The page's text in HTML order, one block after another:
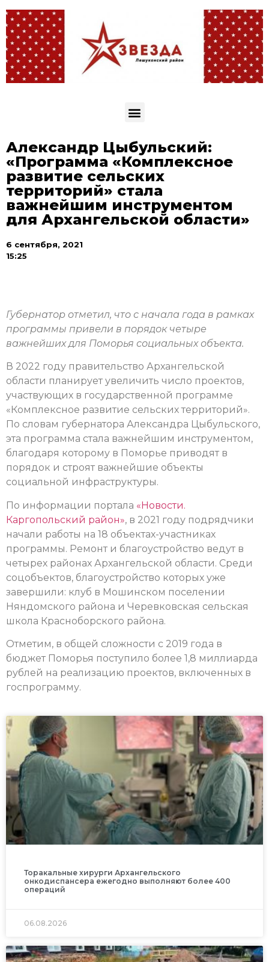
Александр Цыбульский:
«Программа «Комплексное
развитие сельских
территорий» стала
важнейшим инструментом
для Архангельской области»
6 сентября, 2021
15:25
Губернатор отметил, что с начала года в рамках
программы привели в порядок четыре
важнейших для Поморья социальных объекта.
В 2022 году правительство Архангельской
области планирует увеличить число проектов,
участвующих в государственной программе
«Комплексное развитие сельских территорий».
По словам губернатора Александра Цыбульского,
эта программа стала важнейшим инструментом,
благодаря которому в Поморье приводят в
порядок и строят важнейшие объекты
социальной инфраструктуры.
По информации портала «Новости.
Каргопольский район», в 2021 году подрядчики
начали работы на 18 объектах-участниках
программы. Ремонт и благоустройство ведут в
четырех районах Архангельской области. Среди
соцобъектов, благоустройство которых уже
завершили: клуб в Мошинском поселении
Няндомского района и Черевковская сельская
школа Красноборского района.
Отметим, в общей сложности с 2019 года в
бюджет Поморья поступило более 1,8 миллиарда
рублей на реализацию проектов, включенных в
госпрограмму.
Торакальные хирурги Архангельского
онкодиспансера ежегодно выполняют более 400
операций
06.08.2026